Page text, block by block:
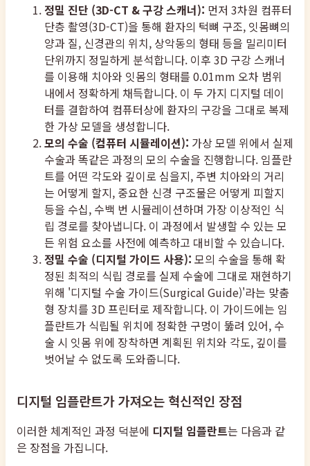
정밀 진단 (3D-CT & 구강 스캐너): 먼저 3차원 컴퓨터
단층 촬영(3D-CT)을 통해 환자의 턱뼈 구조, 잇몸뼈의
양과 질, 신경관의 위치, 상악동의 형태 등을 밀리미터
단위까지 정밀하게 분석합니다. 이후 3D 구강 스캐너
를 이용해 치아와 잇몸의 형태를 0.01mm 오차 범위
내에서 정확하게 채득합니다. 이 두 가지 디지털 데이
터를 결합하여 컴퓨터상에 환자의 구강을 그대로 복제
한 가상 모델을 생성합니다.
모의 수술 (컴퓨터 시뮬레이션): 가상 모델 위에서 실제
수술과 똑같은 과정의 모의 수술을 진행합니다. 임플란
트를 어떤 각도와 깊이로 심을지, 주변 치아와의 거리
는 어떻게 할지, 중요한 신경 구조물은 어떻게 피할지
등을 수십, 수백 번 시뮬레이션하며 가장 이상적인 식
립 경로를 찾아냅니다. 이 과정에서 발생할 수 있는 모
든 위험 요소를 사전에 예측하고 대비할 수 있습니다.
정밀 수술 (디지털 가이드 사용): 모의 수술을 통해 확
정된 최적의 식립 경로를 실제 수술에 그대로 재현하기
위해 '디지털 수술 가이드(Surgical Guide)'라는 맞춤
형 장치를 3D 프린터로 제작합니다. 이 가이드에는 임
플란트가 식립될 위치에 정확한 구멍이 뚫려 있어, 수
술 시 잇몸 위에 장착하면 계획된 위치와 각도, 깊이를
벗어날 수 없도록 도와줍니다.
디지털 임플란트가 가져오는 혁신적인 장점
이러한 체계적인 과정 덕분에 디지털 임플란트는 다음과 같
은 장점을 가집니다.